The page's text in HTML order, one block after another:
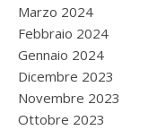
Marzo 2024
Febbraio 2024
Gennaio 2024
Dicembre 2023
Novembre 2023
Ottobre 2023